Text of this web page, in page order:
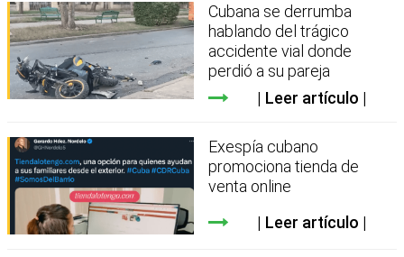
Cubana se derrumba
hablando del trágico
accidente vial donde
perdió a su pareja
Leer artículo
Exespía cubano
promociona tienda de
venta online
Leer artículo